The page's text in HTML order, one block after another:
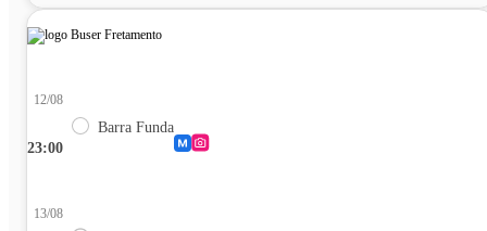
23:00
12/08
Barra Funda
13/08